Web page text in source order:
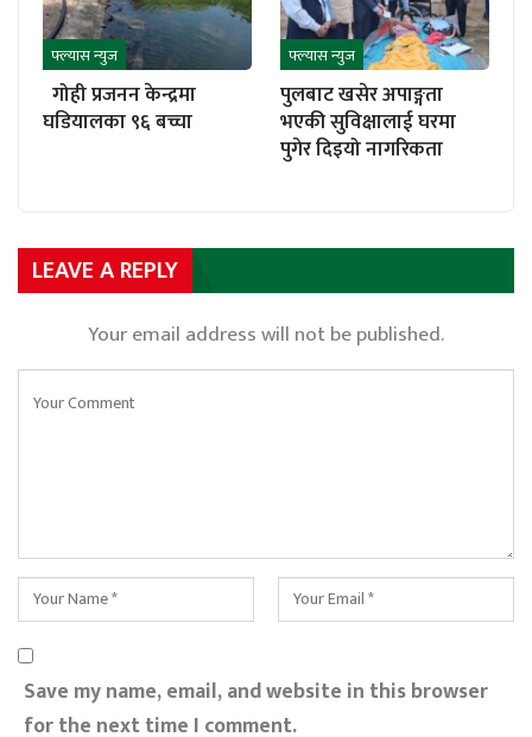
फ्ल्यास न्युज
गोही प्रजनन केन्द्रमा
घडियालका ९६ बच्चा
फ्ल्यास न्युज
पुलबाट खसेर अपाङ्गता
भएकी सुविक्षालाई घरमा
पुगेर दिइयो नागरिकता
LEAVE A REPLY
Your email address will not be published.
Save my name, email, and website in this browser
for the next time I comment.